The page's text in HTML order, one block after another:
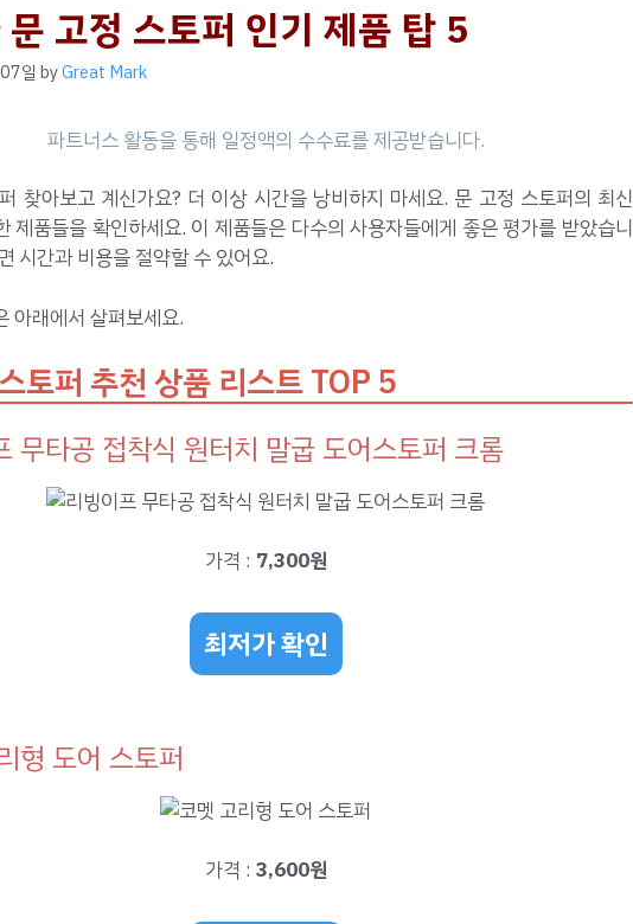
고정 스토퍼 인기 제품 탑 5
일 byGreat Mark
찾아보고 계신가요? 더 이상 시간을 낭비하지 마세요. 문 고정 스토퍼의 최신
제품들을 확인하세요. 이 제품들은 다수의 사용자들에게 좋은 평가를 받았습니
시간과 비용을 절약할 수 있어요.
아래에서 살펴보세요.
토퍼 추천 상품 리스트 TOP 5
무타공 접착식 원터치 말굽 도어스토퍼 크롬
가격 : 7,300원
최저가 확인
형 도어 스토퍼
가격 : 3,600원